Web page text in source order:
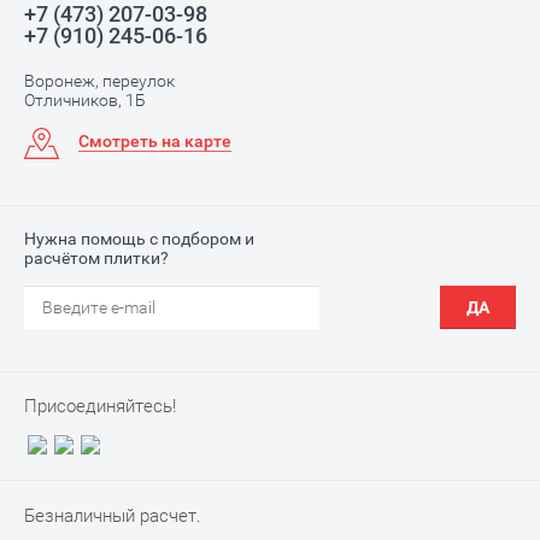
+7 (473) 207-03-98
+7 (910) 245-06-16
Воронеж, переулок
Отличников, 1Б
Смотреть на карте
Нужна помощь с подбором и
расчётом плитки?
ДА
Присоединяйтесь!
Безналичный расчет.